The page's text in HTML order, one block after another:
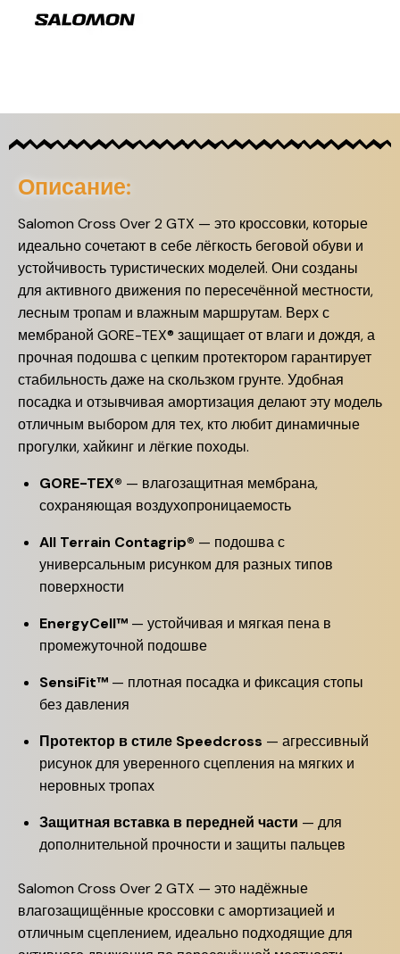
Описание:
Salomon Cross Over 2 GTX — это кроссовки, которые
идеально сочетают в себе лёгкость беговой обуви и
устойчивость туристических моделей. Они созданы
для активного движения по пересечённой местности,
лесным тропам и влажным маршрутам. Верх с
мембраной GORE-TEX® защищает от влаги и дождя, а
прочная подошва с цепким протектором гарантирует
стабильность даже на скользком грунте. Удобная
посадка и отзывчивая амортизация делают эту модель
отличным выбором для тех, кто любит динамичные
прогулки, хайкинг и лёгкие походы.
GORE-TEX® — влагозащитная мембрана,
сохраняющая воздухопроницаемость
All Terrain Contagrip® — подошва с
универсальным рисунком для разных типов
поверхности
EnergyCell™ — устойчивая и мягкая пена в
промежуточной подошве
SensiFit™ — плотная посадка и фиксация стопы
без давления
Протектор в стиле Speedcross — агрессивный
рисунок для уверенного сцепления на мягких и
неровных тропах
Защитная вставка в передней части — для
дополнительной прочности и защиты пальцев
Salomon Cross Over 2 GTX — это надёжные
влагозащищённые кроссовки с амортизацией и
отличным сцеплением, идеально подходящие для